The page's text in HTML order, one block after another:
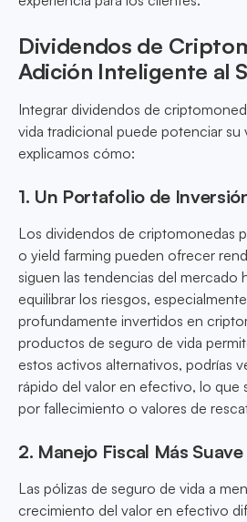
Dividendos de
Adición Inteligente al
Integrar dividendos de
vida tradicional puede potenciar su
explicamos cómo:
1. Un Portafolio de
Los dividendos de criptomonedas
o yield farming pueden ofrecer
siguen las tendencias del mercado
equilibrar los riesgos,
profundamente invertidos en
productos de seguro de vida
estos activos alternativos, podrías
rápido del valor en efectivo, lo que
por fallecimiento o valores de
2. Manejo Fiscal Más Suave
Las pólizas de seguro de vida a
crecimiento del valor en efectivo